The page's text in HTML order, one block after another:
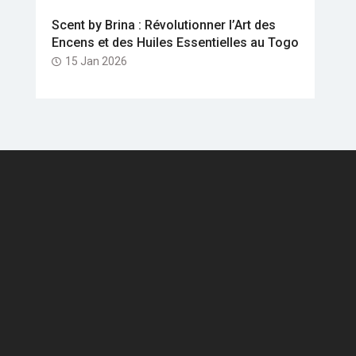
Scent by Brina : Révolutionner l’Art des
Encens et des Huiles Essentielles au Togo
15 Jan 2026